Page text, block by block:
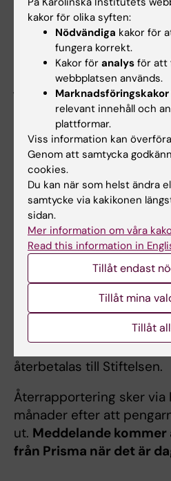
Ansökan ska göras
finns tillgänglig iKI Prisma
ansökningsperioden,
2026. Ansökan öppnar
januarioch stänger
februari.
Beslut
Beslut om tilldelning
styrelse och meddelas
e-post i maj.
Återrapportering
För denna utlysning ska
rapport, på ca ½ A4-sida,
ekonomisk redovisning,
skickas in som beskriver
använts. Om medlen
återbetalas till Stiftelsen.
Återrapportering sker via
månader efter att
ut. Meddelande
från Prisma när det är
kakor för olika syften:
Nödvändiga kakor för
fungera korrekt.
Kakor för analys för att
webbplatsen används.
Marknadsföringskakor
relevant innehåll och
plattformar.
Viss information kan
Genom att samtycka
cookies.
Du kan när som helst ändra
samtycke via kakikonen
sidan.
Mer information om våra
Read this information in
Tillåt endast
Tillåt mina
Tillåt